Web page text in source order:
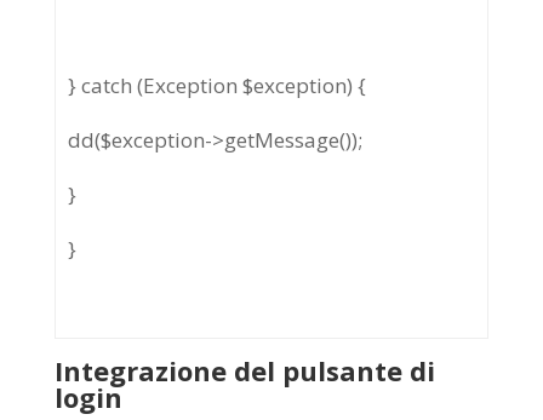
} catch (Exception $exception) {
dd($exception->getMessage());
}
}
Integrazione del pulsante di
login